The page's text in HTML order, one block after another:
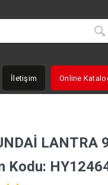
İletişim Online
LANTRA
Kodu: